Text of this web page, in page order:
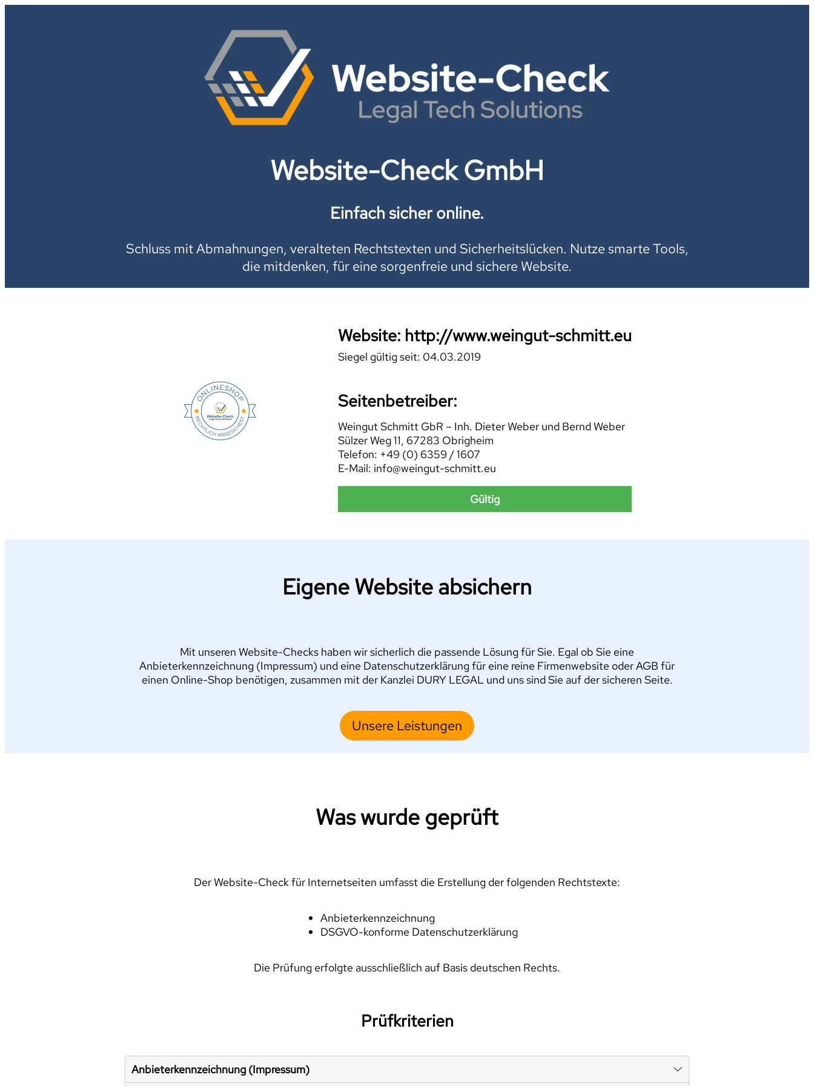
Website-Check GmbH
Einfach sicher online.
Schluss mit Abmahnungen, veralteten Rechtstexten und Sicherheitslücken. Nutze smarte Tools,
die mitdenken, für eine sorgenfreie und sichere Website.
Website: http://www.weingut-schmitt.eu
Siegel gültig seit: 04.03.2019
Seitenbetreiber:
Weingut Schmitt GbR – Inh. Dieter Weber und Bernd Weber
Sülzer Weg 11, 67283 Obrigheim
Telefon: +49 (0) 6359 / 1607
E-Mail: info@weingut-schmitt.eu
Gültig
Eigene Website absichern
Mit unseren Website-Checks haben wir sicherlich die passende Lösung für Sie. Egal ob Sie eine
Anbieterkennzeichnung (Impressum) und eine Datenschutzerklärung für eine reine Firmenwebsite oder AGB für
einen Online-Shop benötigen, zusammen mit der Kanzlei DURY LEGAL und uns sind Sie auf der sicheren Seite.
Unsere Leistungen
Was wurde geprüft
Der Website-Check für Internetseiten umfasst die Erstellung der folgenden Rechtstexte:
Anbieterkennzeichnung
DSGVO-konforme Datenschutzerklärung
Die Prüfung erfolgte ausschließlich auf Basis deutschen Rechts.
Prüfkriterien
Anbieterkennzeichnung (Impressum)